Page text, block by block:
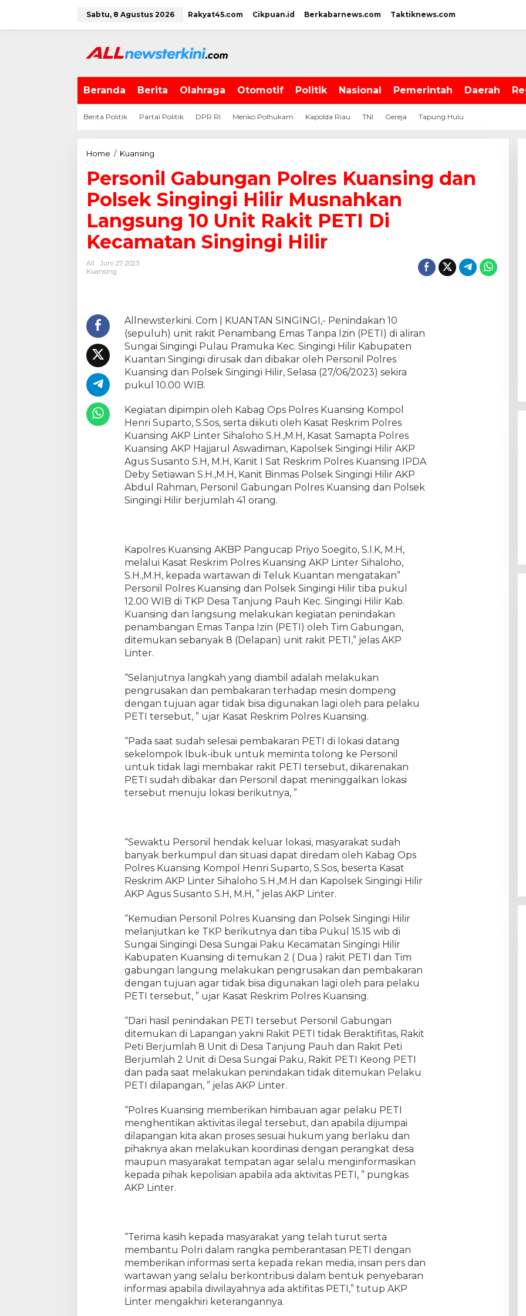
w
Sabtu, 8 Agustus 2026 Rakyat45.com Cikpuan.id Berkabarnews.com Taktiknews.com
Beranda Berita Olahraga Otomotif Politik Nasional Pemerintah Daerah
Berita Politik Partai Politik DPR RI Menko Polhukam Kapolda Riau TNI Gereja Tapung Hulu
Home / Kuansing
r
o
G
a
n
P
l
r
e
K
u
a
n
s
i
n
d
o
l
s
e
k
S
i
g
i
H
i
i
r
M
u
a
n
L
a
n
s
u
n
0
U
n
t
R
a
k
i
t
D
i
K
e
c
t
a
n
g
Personil Gabungan Polres Kuansing dan
Polsek Singingi Hilir Musnahkan
Langsung 10 Unit Rakit PETI Di
Kecamatan Singingi Hilir
All
Juni 27, 2023
Kuansing
Allnewsterkini. Com | KUANTAN SINGINGI,- Penindakan 10
(sepuluh) unit rakit Penambang Emas Tanpa Izin (PETI) di aliran
Sungai Singingi Pulau Pramuka Kec. Singingi Hilir Kabupaten
Kuantan Singingi dirusak dan dibakar oleh Personil Polres
Kuansing dan Polsek Singingi Hilir, Selasa (27/06/2023) sekira
pukul 10.00 WIB.
Kegiatan dipimpin oleh Kabag Ops Polres Kuansing Kompol
Henri Suparto, S.Sos, serta diikuti oleh Kasat Reskrim Polres
Kuansing AKP Linter Sihaloho S.H.,M.H, Kasat Samapta Polres
Kuansing AKP Hajjarul Aswadiman, Kapolsek Singingi Hilir AKP
Agus Susanto S.H, M.H, Kanit I Sat Reskrim Polres Kuansing IPDA
Deby Setiawan S.H.,M.H, Kanit Binmas Polsek Singingi Hilir AKP
Abdul Rahman, Personil Gabungan Polres Kuansing dan Polsek
Singingi Hilir berjumlah 41 orang.
Kapolres Kuansing AKBP Pangucap Priyo Soegito, S.I.K, M.H,
melalui Kasat Reskrim Polres Kuansing AKP Linter Sihaloho,
S.H.,M.H, kepada wartawan di Teluk Kuantan mengatakan”
Personil Polres Kuansing dan Polsek Singingi Hilir tiba pukul
12.00 WIB di TKP Desa Tanjung Pauh Kec. Singingi Hilir Kab.
Kuansing dan langsung melakukan kegiatan penindakan
penambangan Emas Tanpa Izin (PETI) oleh Tim Gabungan,
ditemukan sebanyak 8 (Delapan) unit rakit PETI,” jelas AKP
Linter.
“Selanjutnya langkah yang diambil adalah melakukan
pengrusakan dan pembakaran terhadap mesin dompeng
dengan tujuan agar tidak bisa digunakan lagi oleh para pelaku
PETI tersebut, ” ujar Kasat Reskrim Polres Kuansing.
“Pada saat sudah selesai pembakaran PETI di lokasi datang
sekelompok Ibuk-ibuk untuk meminta tolong ke Personil
untuk tidak lagi membakar rakit PETI tersebut, dikarenakan
PETI sudah dibakar dan Personil dapat meninggalkan lokasi
tersebut menuju lokasi berikutnya, ”
“Sewaktu Personil hendak keluar lokasi, masyarakat sudah
banyak berkumpul dan situasi dapat diredam oleh Kabag Ops
Polres Kuansing Kompol Henri Suparto, S.Sos, beserta Kasat
Reskrim AKP Linter Sihaloho S.H.,M.H dan Kapolsek Singingi Hilir
AKP Agus Susanto S.H, M.H, ” jelas AKP Linter.
“Kemudian Personil Polres Kuansing dan Polsek Singingi Hilir
melanjutkan ke TKP berikutnya dan tiba Pukul 15.15 wib di
Sungai Singingi Desa Sungai Paku Kecamatan Singingi Hilir
Kabupaten Kuansing di temukan 2 ( Dua ) rakit PETI dan Tim
gabungan langung melakukan pengrusakan dan pembakaran
dengan tujuan agar tidak bisa digunakan lagi oleh para pelaku
PETI tersebut, ” ujar Kasat Reskrim Polres Kuansing.
“Dari hasil penindakan PETI tersebut Personil Gabungan
ditemukan di Lapangan yakni Rakit PETI tidak Beraktifitas, Rakit
Peti Berjumlah 8 Unit di Desa Tanjung Pauh dan Rakit Peti
Berjumlah 2 Unit di Desa Sungai Paku, Rakit PETI Keong PETI
dan pada saat melakukan penindakan tidak ditemukan Pelaku
PETI dilapangan, ” jelas AKP Linter.
“Polres Kuansing memberikan himbauan agar pelaku PETI
menghentikan aktivitas ilegal tersebut, dan apabila dijumpai
dilapangan kita akan proses sesuai hukum yang berlaku dan
pihaknya akan melakukan koordinasi dengan perangkat desa
maupun masyarakat tempatan agar selalu menginformasikan
kepada pihak kepolisian apabila ada aktivitas PETI, ” pungkas
AKP Linter.
“Terima kasih kepada masyarakat yang telah turut serta
membantu Polri dalam rangka pemberantasan PETI dengan
memberikan informasi serta kepada rekan media, insan pers dan
wartawan yang selalu berkontribusi dalam bentuk penyebaran
informasi apabila diwilayahnya ada aktifitas PETI,” tutup AKP
Linter mengakhiri keterangannya.